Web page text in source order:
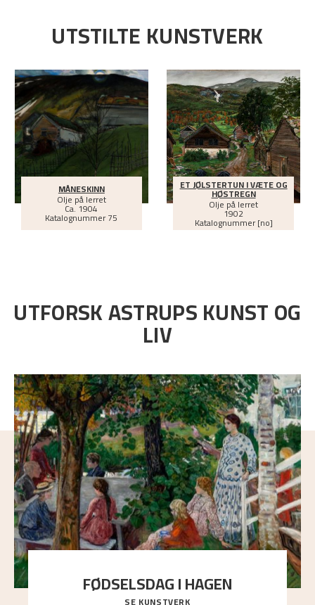
UTSTILTE KUNSTVERK
MÅNESKINN
Olje på lerret
Ca.1904
Katalognummer 75
ET JØLSTERTUN I VÆTE OG
HØSTREGN
Olje på lerret
1902
Katalognummer [no]
UTFORSK ASTRUPS KUNST OG
LIV
FØDSELSDAG I HAGEN